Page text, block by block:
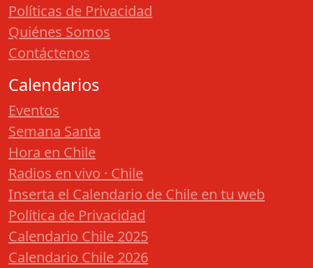
Políticas de Privacidad
Quiénes Somos
Contáctenos
Calendarios
Eventos
Semana Santa
Hora en Chile
Radios en vivo · Chile
Inserta el Calendario de Chile en tu web
Política de Privacidad
Calendario Chile 2025
Calendario Chile 2026